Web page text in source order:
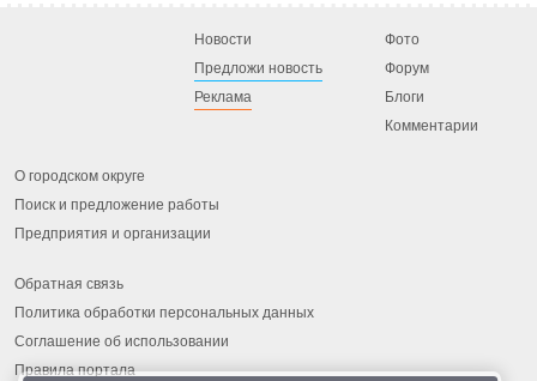
Новости
Предложи новость
Реклама
Фото
Форум
Блоги
Комментарии
О городском округе
Поиск и предложение работы
Предприятия и организации
Обратная связь
Политика обработки персональных данных
Соглашение об использовании
Правила портала